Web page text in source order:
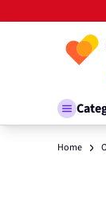
Salta al contenuto
Home